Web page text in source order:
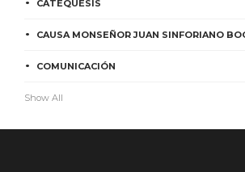
CATEQUESIS
CAUSA MONSEÑOR JUAN SINFORIANO
COMUNICACIÓN
Show All